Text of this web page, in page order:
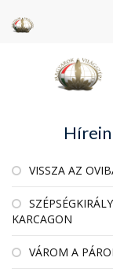
VISSZA AZ
KARCAGON
VÁROM A